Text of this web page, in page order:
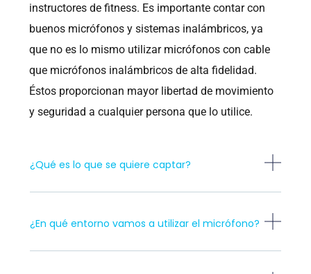
instructores de fitness. Es importante contar con
buenos micrófonos y sistemas inalámbricos, ya
que no es lo mismo utilizar micrófonos con cable
que micrófonos inalámbricos de alta fidelidad.
Éstos proporcionan mayor libertad de movimiento
y seguridad a cualquier persona que lo utilice.
¿Qué es lo que se quiere captar?
¿En qué entorno vamos a utilizar el micrófono?